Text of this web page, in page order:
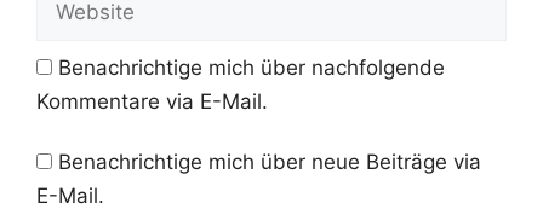
Benachrichtige mich über nachfolgende
Kommentare via E-Mail.
Benachrichtige mich über neue Beiträge via
E-Mail.